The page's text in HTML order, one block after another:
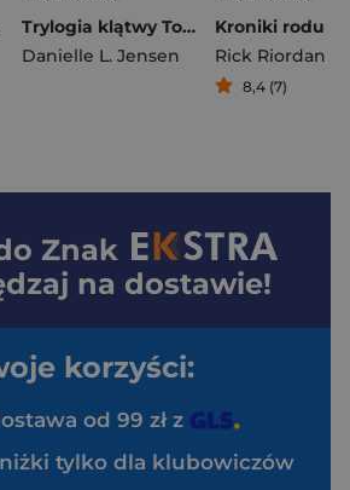
Trylogia klątwy Tom 3 Waleczna czarownica
Danielle L. Jensen
Rick Riordan
8,4 (7)
Znak
na dostawie!
korzyści:
od 99 zł z
tylko dla klubowiczów